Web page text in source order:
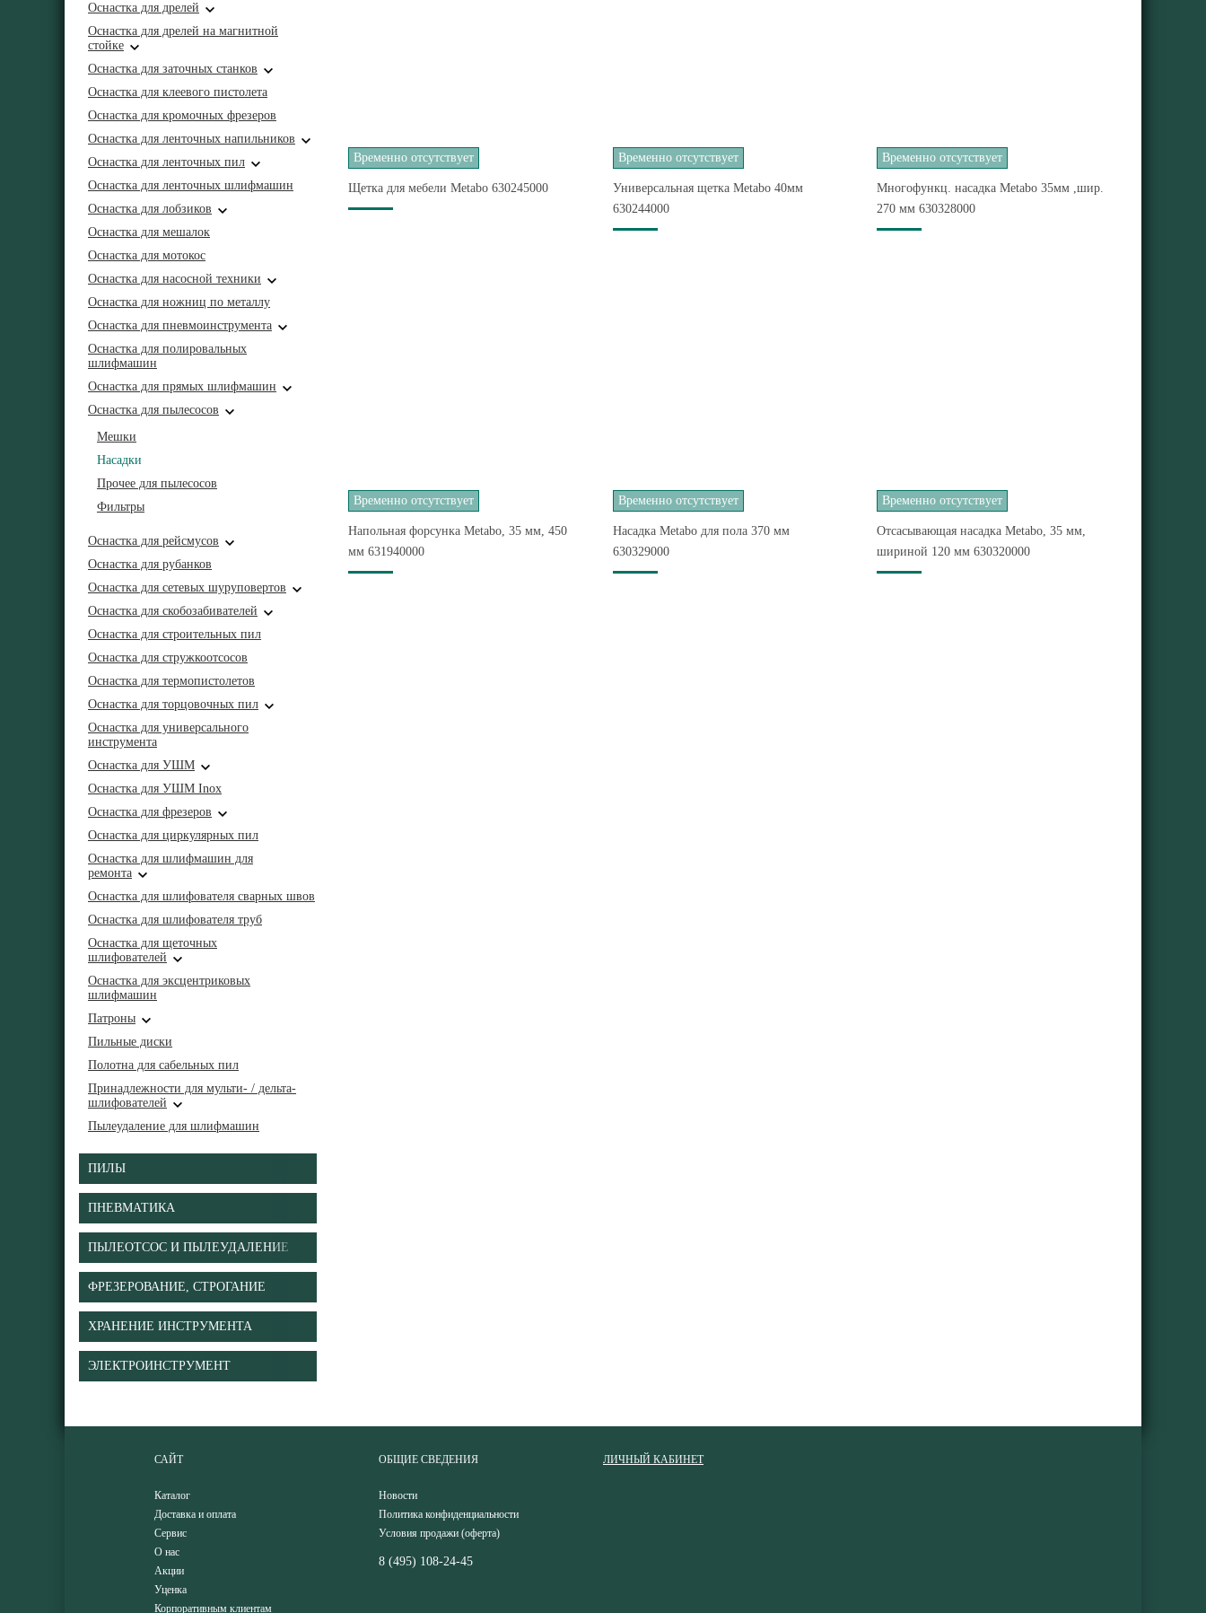
Оснастка для дрелей
Оснастка для дрелей на магнитной
стойке
Оснастка для заточных станков
Оснастка для клеевого пистолета
Оснастка для кромочных фрезеров
Оснастка для ленточных напильников
Оснастка для ленточных пил
Оснастка для ленточных шлифмашин
Оснастка для лобзиков
Оснастка для мешалок
Оснастка для мотокос
Оснастка для насосной техники
Оснастка для ножниц по металлу
Оснастка для пневмоинструмента
Оснастка для полировальных
шлифмашин
Оснастка для прямых шлифмашин
Оснастка для пылесосов
Мешки
Насадки
Прочее для пылесосов
Фильтры
Оснастка для рейсмусов
Оснастка для рубанков
Оснастка для сетевых шуруповертов
Оснастка для скобозабивателей
Оснастка для строительных пил
Оснастка для стружкоотсосов
Оснастка для термопистолетов
Оснастка для торцовочных пил
Оснастка для универсального
инструмента
Оснастка для УШМ
Оснастка для УШМ Inox
Оснастка для фрезеров
Оснастка для циркулярных пил
Оснастка для шлифмашин для
ремонта
Оснастка для шлифователя сварных швов
Оснастка для шлифователя труб
Оснастка для щеточных
шлифователей
Оснастка для эксцентриковых
шлифмашин
Патроны
Пильные диски
Полотна для сабельных пил
Принадлежности для мульти- / дельта-
шлифователей
Пылеудаление для шлифмашин
ПИЛЫ
ПНЕВМАТИКА
ПЫЛЕОТСОС И ПЫЛЕУДАЛЕНИЕ
ФРЕЗЕРОВАНИЕ, СТРОГАНИЕ
ХРАНЕНИЕ ИНСТРУМЕНТА
ЭЛЕКТРОИНСТРУМЕНТ
Временно отсутствует
Щетка для мебели Metabo 630245000
Временно отсутствует
Универсальная щетка Metabo 40мм
630244000
Временно отсутствует
Многофункц. насадка Metabo 35мм ,шир.
270 мм 630328000
Временно отсутствует
Напольная форсунка Metabo, 35 мм, 450
мм 631940000
Временно отсутствует
Насадка Metabo для пола 370 мм
630329000
Временно отсутствует
Отсасывающая насадка Metabo, 35 мм,
шириной 120 мм 630320000
САЙТ
Каталог
Доставка и оплата
Сервис
О нас
Акции
Уценка
Корпоративным клиентам
ОБЩИЕ СВЕДЕНИЯ
Новости
Политика конфиденциальности
Условия продажи (оферта)
8 (495) 108-24-45
ЛИЧНЫЙ КАБИНЕТ